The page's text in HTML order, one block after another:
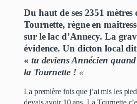
Du haut de ses 2351 mètres
Tournette, règne en
sur le lac d’Annecy. La
évidence. Un dicton local
« tu deviens Annécien
la Tournette !«
La première fois que j’ai mis les